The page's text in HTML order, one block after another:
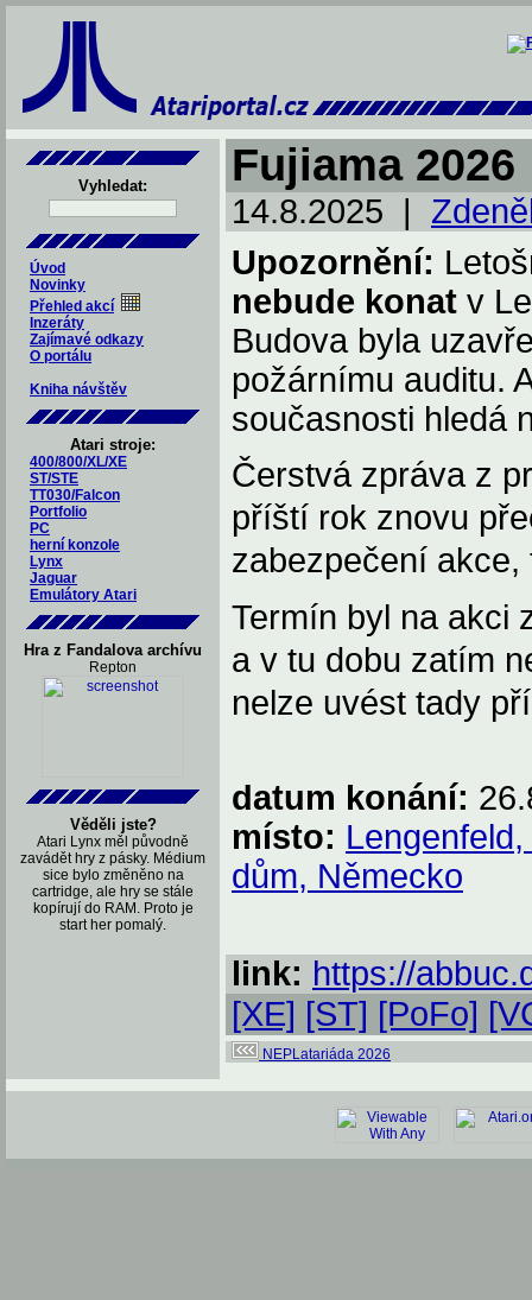
Vyhledat:
Úvod
Novinky
Přehled akcí
Inzeráty
Zajímavé odkazy
O portálu
Kniha návštěv
Atari stroje:
400/800/XL/XE
ST/STE
TT030/Falcon
Portfolio
PC
herní konzole
Lynx
Jaguar
Emulátory Atari
Hra z Fandalova archívu
Repton
Věděli jste?
Atari Lynx měl původně
zavádět hry z pásky. Médium
sice bylo změněno na
cartridge, ale hry se stále
kopírují do RAM. Proto je
start her pomalý.
Fujiama 2026
14.8.2025 |
Upozornění:
nebude konat v
Budova byla
požárnímu auditu.
současnosti hledá
Čerstvá zpráva z
příští rok znovu
zabezpečení
Termín byl na akci
a v tu dobu zatím
nelze uvést tady
datum konání:
místo:
dům, Německo
link: https://
[XE] [ST] [PoFo]
NEPLatariáda 2026